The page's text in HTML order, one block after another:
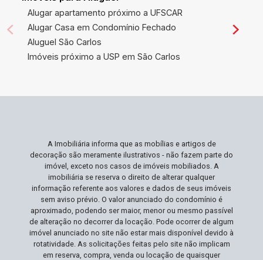
Perca Esta Oportunidade Oportunidades como
esta, em áreas valorizadas e com total
liberdade de construção, são raras e muito
procuradas. Esta é sua chance de criar um lar
planejar seu futuro lar hoje mesmo!
Alugar apartamento próximo a UFSCAR
Alugar Casa em Condomínio Fechado
Aluguel São Carlos
Imóveis próximo a USP em São Carlos
A Imobiliária informa que as mobílias e artigos de
decoração são meramente ilustrativos - não fazem parte do
imóvel, exceto nos casos de imóveis mobiliados. A
imobiliária se reserva o direito de alterar qualquer
informação referente aos valores e dados de seus imóveis
sem aviso prévio. O valor anunciado do condomínio é
aproximado, podendo ser maior, menor ou mesmo passível
de alteração no decorrer da locação. Pode ocorrer de algum
imóvel anunciado no site não estar mais disponível devido à
rotatividade. As solicitações feitas pelo site não implicam
em reserva, compra, venda ou locação de quaisquer